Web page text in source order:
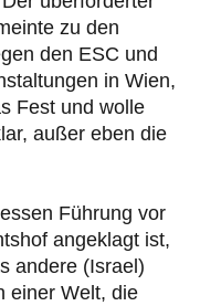
zu den
den ESC und
in Wien,
Fest und wolle
außer eben die
Führung vor
angeklagt ist,
andere (Israel)
einer Welt, die